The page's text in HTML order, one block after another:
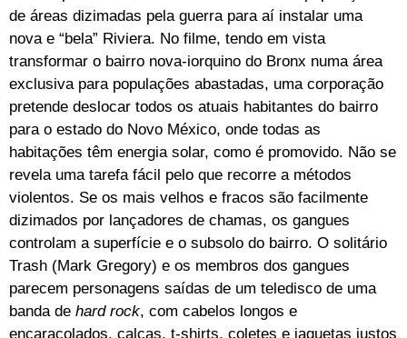
de áreas dizimadas pela guerra para aí instalar uma
nova e “bela” Riviera. No filme, tendo em vista
transformar o bairro nova-iorquino do Bronx numa área
exclusiva para populações abastadas, uma corporação
pretende deslocar todos os atuais habitantes do bairro
para o estado do Novo México, onde todas as
habitações têm energia solar, como é promovido. Não se
revela uma tarefa fácil pelo que recorre a métodos
violentos. Se os mais velhos e fracos são facilmente
dizimados por lançadores de chamas, os gangues
controlam a superfície e o subsolo do bairro. O solitário
Trash (Mark Gregory) e os membros dos gangues
parecem personagens saídas de um teledisco de uma
banda de hard rock, com cabelos longos e
encaracolados, calças, t-shirts, coletes e jaquetas justos